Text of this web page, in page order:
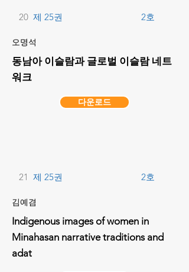
20 제 25권 2호
오명석
동남아 이슬람과 글로벌 이슬람 네트
워크
다운로드
21 제 25권 2호
김예겸
Indigenous images of women in
Minahasan narrative traditions and
adat